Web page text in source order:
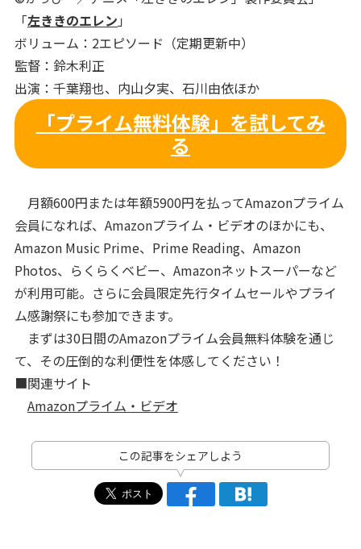
「左ききのエレン 」
ボリューム：2エピソード（定期更新中）
監督：鈴木利正
出演：千葉翔也、内山夕実、石川由依ほか
「プライム無料体験」を試してみ
る
月額600円または年額5900円を払ってAmazonプライム
会員になれば、Amazonプライム・ビデオのほかにも、
Amazon Music Prime、Prime Reading、Amazon
Photos、らくらくベビー、Amazonネットスーパーなど
が利用可能。さらに会員限定先行タイムセールやプライ
ム感謝祭にも参加できます。
まずは30日間のAmazonプライム会員無料体験を通じ
て、その圧倒的な利便性を体感してください！
■関連サイト
Amazonプライム・ビデオ
この記事をシェアしよう